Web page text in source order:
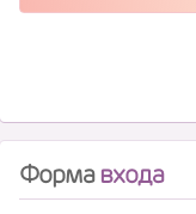
Формавхода